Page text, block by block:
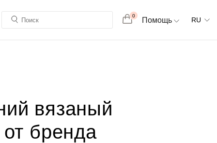
0
Помощь RU
вязаный
бренда